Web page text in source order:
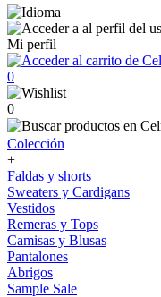
Mi perfil
0
0
Colección
+
Faldas y shorts
Sweaters y Cardigans
Vestidos
Remeras y Tops
Camisas y Blusas
Pantalones
Abrigos
Sample Sale